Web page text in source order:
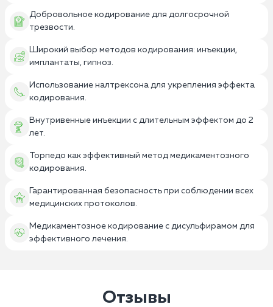
Добровольное кодирование для долгосрочной
трезвости.
Широкий выбор методов кодирования: инъекции,
имплантаты, гипноз.
Использование налтрексона для укрепления эффекта
кодирования.
Внутривенные инъекции с длительным эффектом до 2
лет.
Торпедо как эффективный метод медикаментозного
кодирования.
Гарантированная безопасность при соблюдении всех
медицинских протоколов.
Медикаментозное кодирование с дисульфирамом для
эффективного лечения.
Отзывы